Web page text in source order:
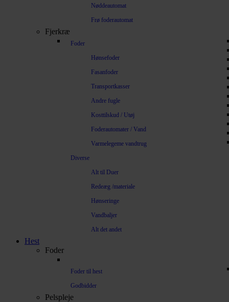
Nøddeautomat
Frø foderautomat
Fjerkræ
Foder
Hønsefoder
Fasanfoder
Transportkasser
Andre fugle
Kosttilskud / Utøj
Foderautomater / Vand
Varmelegeme vandtrug
Diverse
Alt til Duer
Redeæg /materiale
Hønseringe
Vandbaljer
Alt det andet
Hest
Foder
Foder til hest
Godbidder
Pelspleje